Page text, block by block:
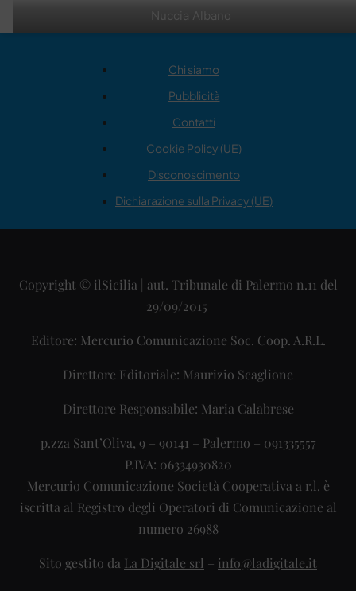
Nuccia Albano
Chi siamo
Pubblicità
Contatti
Cookie Policy (UE)
Disconoscimento
Dichiarazione sulla Privacy (UE)
Copyright © ilSicilia | aut. Tribunale di Palermo n.11 del
29/09/2015
Editore: Mercurio Comunicazione Soc. Coop. A.R.L.
Direttore Editoriale: Maurizio Scaglione
Direttore Responsabile: Maria Calabrese
p.zza Sant’Oliva, 9 – 90141 – Palermo – 091335557
P.IVA: 06334930820
Mercurio Comunicazione Società Cooperativa a r.l. è
iscritta al Registro degli Operatori di Comunicazione al
numero 26988
Sito gestito da La Digitale srl – info@ladigitale.it